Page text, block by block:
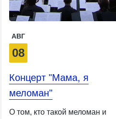
АВГ
08
Концерт "Мама, я
меломан"
О том, кто такой меломан и